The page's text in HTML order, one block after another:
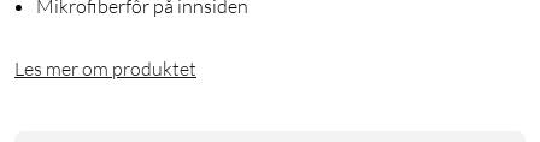
Mikrofiberfôr på innsiden
Les mer om produktet